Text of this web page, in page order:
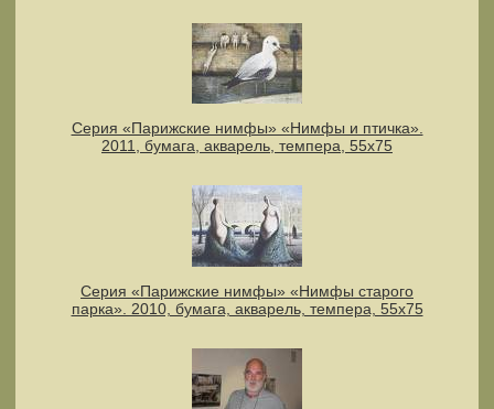
Серия «Парижские нимфы» «Нимфы и птичка».
2011, бумага, акварель, темпера, 55x75
Серия «Парижские нимфы» «Нимфы старого
парка». 2010, бумага, акварель, темпера, 55x75